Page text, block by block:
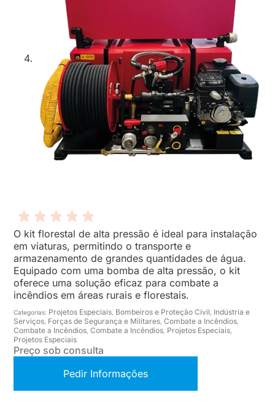
O kit florestal de alta pressão é ideal para instalação
em viaturas, permitindo o transporte e
armazenamento de grandes quantidades de água.
Equipado com uma bomba de alta pressão, o kit
oferece uma solução eficaz para combate a
incêndios em áreas rurais e florestais.
Categorias: Projetos Especiais, Bombeiros e Proteção Civil, Indústria e
Serviços, Forças de Segurança e Militares,Combate a Incêndios,
Combate a Incêndios,Combate a Incêndios, Projetos Especiais,
Projetos Especiais
Preço sob consulta
Pedir Informações